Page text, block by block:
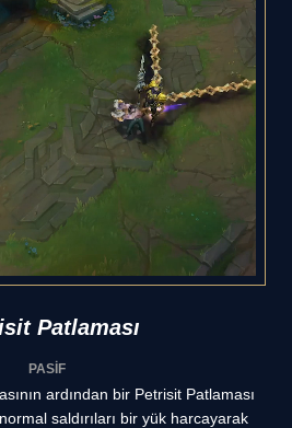
Patlaması
PASİF
ardından bir Petrisit Patlaması
saldırıları bir yük harcayarak